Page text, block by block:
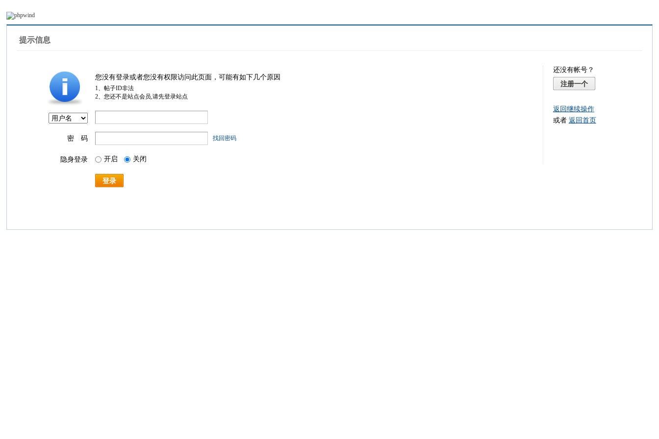
提示信息
您没有登录或者您没有权限访问此页面，可能有如下几个原因
1、帖子ID非法
2、您还不是站点会员,请先登录站点
密 码 找回密码
隐身登录 开启 关闭
登录
还没有帐号？
注册一个
返回继续操作
或者 返回首页